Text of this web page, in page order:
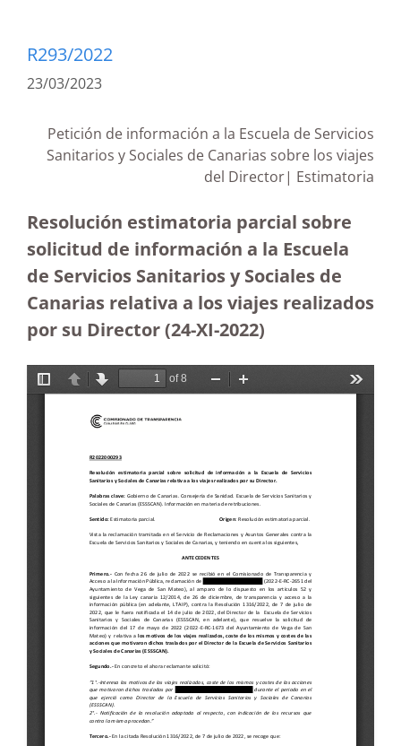
R293/2022
23/03/2023
Petición de información a la Escuela de Servicios
Sanitarios y Sociales de Canarias sobre los viajes
del Director| Estimatoria
Resolución estimatoria parcial sobre
solicitud de información a la Escuela
de Servicios Sanitarios y Sociales de
Canarias relativa a los viajes realizados
por su Director (24-XI-2022)